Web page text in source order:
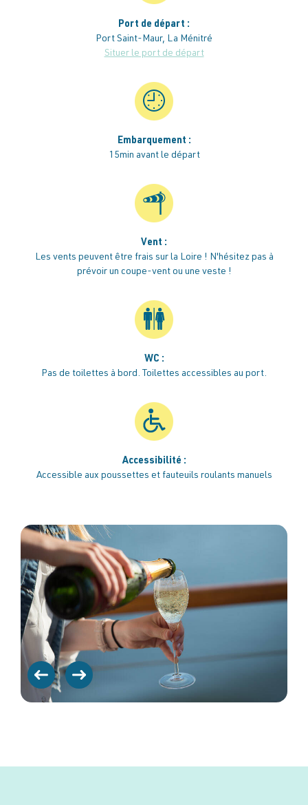
Port de départ :
Port Saint-Maur, La Ménitré
Situer le port de départ
Embarquement :
15min avant le départ
Vent :
Les vents peuvent être frais sur la Loire ! N'hésitez pas à
prévoir un coupe-vent ou une veste !
WC :
Pas de toilettes à bord. Toilettes accessibles au port.
Accessibilité :
Accessible aux poussettes et fauteuils roulants manuels